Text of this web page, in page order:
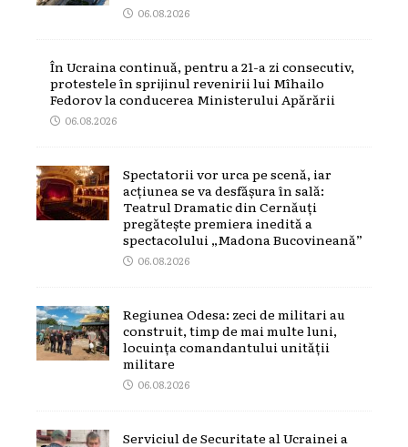
06.08.2026
În Ucraina continuă, pentru a 21-a zi consecutiv,
protestele în sprijinul revenirii lui Mîhailo
Fedorov la conducerea Ministerului Apărării
06.08.2026
Spectatorii vor urca pe scenă, iar
acțiunea se va desfășura în sală:
Teatrul Dramatic din Cernăuți
pregătește premiera inedită a
spectacolului „Madona Bucovineană”
06.08.2026
Regiunea Odesa: zeci de militari au
construit, timp de mai multe luni,
locuința comandantului unității
militare
06.08.2026
Serviciul de Securitate al Ucrainei a